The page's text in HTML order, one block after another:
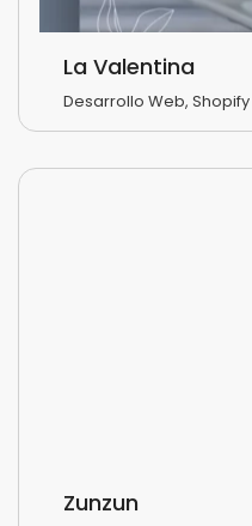
La Valentina
Desarrollo Web, Shopify
Zunzun